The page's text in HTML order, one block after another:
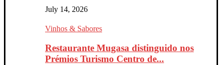
July 14, 2026
Vinhos & Sabores
Restaurante Mugasa distinguido nos
Prémios Turismo Centro de...